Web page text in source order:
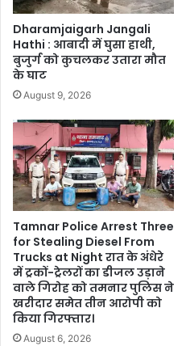
Dharamjaigarh Jangali
Hathi : आबादी में घुसा हाथी,
बुजुर्ग को कुचलकर उतारा मौत
के घाट
August 9, 2026
Tamnar Police Arrest Three
for Stealing Diesel From
Trucks at Night रात के अंधेरे
में ट्रकों-ट्रेलरों का डीजल उड़ाने
वाले गिरोह को तमनार पुलिस ने
खरीदार समेत तीन आरोपी को
किया गिरफ्तार।
August 6, 2026